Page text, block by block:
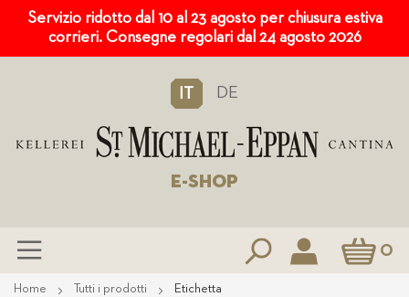
Servizio ridotto dal 10 al 23 agosto per chiusura estiva
corrieri. Consegne regolari dal 24 agosto 2026
IT DE
E-SHOP
Carrello0
Salta
Home Tutti i prodotti Etichetta